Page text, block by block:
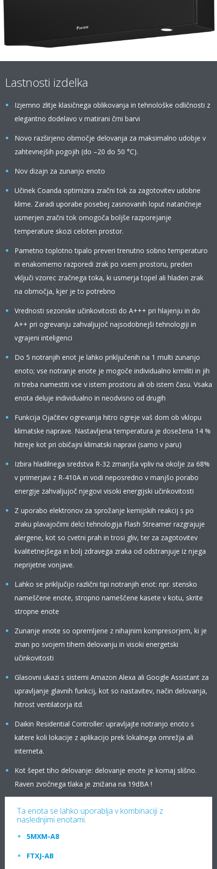
Lastnosti izdelka
Izjemno zlitje klasičnega oblikovanja in tehnološke odličnosti z
elegantno dodelavo v matirani črni barvi
Novo razširjeno območje delovanja za maksimalno udobje v
zahtevnejših pogojih (do –20 do 50 °C).
Nov dizajn za zunanjo enoto
Učinek Coanda optimizira zračni tok za zagotovitev udobne
klime. Zaradi uporabe posebej zasnovanih loput natančneje
usmerjen zračni tok omogoča boljše razporejanje
temperature skozi celoten prostor.
Pametno toplotno tipalo preveri trenutno sobno temperaturo
in enakomerno razporedi zrak po vsem prostoru, preden
vključi vzorec zračnega toka, ki usmerja topel ali hladen zrak
na območja, kjer je to potrebno
Vrednosti sezonske učinkovitosti do A+++ pri hlajenju in do
A++ pri ogrevanju zahvaljujoč najsodobnejši tehnologiji in
vgrajeni inteligenci
Do 5 notranjih enot je lahko priključenih na 1 multi zunanjo
enoto; vse notranje enote je mogoče individualno krmiliti in jih
ni treba namestiti vse v istem prostoru ali ob istem času. Vsaka
enota deluje individualno in neodvisno od drugih
Funkcija Ojačitev ogrevanja hitro ogreje vaš dom ob vklopu
klimatske naprave. Nastavljena temperatura je dosežena 14 %
hitreje kot pri običajni klimatski napravi (samo v paru)
Izbira hladilnega sredstva R-32 zmanjša vpliv na okolje za 68%
v primerjavi z R-410A in vodi neposredno v manjšo porabo
energije zahvaljujoč njegovi visoki energijski učinkovitosti
Z uporabo elektronov za sprožanje kemijskih reakcij s po
zraku plavajočimi delci tehnologija Flash Streamer razgrajuje
alergene, kot so cvetni prah in trosi gliv, ter za zagotovitev
kvalitetnejšega in bolj zdravega zraka od odstranjuje iz njega
neprijetne vonjave.
Lahko se priključijo različni tipi notranjih enot: npr. stensko
nameščene enote, stropno nameščene kasete v kotu, skrite
stropne enote
Zunanje enote so opremljene z nihajnim kompresorjem, ki je
znan po svojem tihem delovanju in visoki energetski
učinkovitosti
Glasovni ukazi s sistemi Amazon Alexa ali Google Assistant za
upravljanje glavnih funkcij, kot so nastavitev, način delovanja,
hitrost ventilatorja itd.
Daikin Residential Controller: upravljajte notranjo enoto s
katere koli lokacije z aplikacijo prek lokalnega omrežja ali
interneta.
Kot šepet tiho delovanje: delovanje enote je komaj slišno.
Raven zvočnega tlaka je znižana na 19dBA !
Ta enota se lahko uporablja v kombinaciji z
naslednjimi enotami.
5MXM-A8
FTXJ-AB